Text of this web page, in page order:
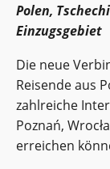
Polen,
Einzugsgebiet
Die neue
Reisende aus
zahlreiche
Poznań,
erreichen